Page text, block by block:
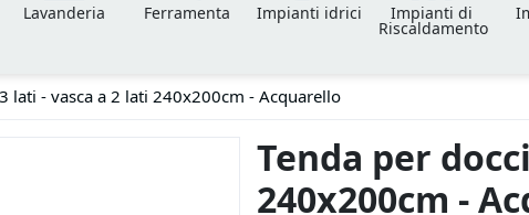
Lavanderia Ferramenta Impianti idrici Impianti di
Riscaldamento
lati - vasca a 2 lati 240x200cm - Acquarello
Tenda per
240x200cm -